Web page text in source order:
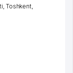
, Toshkent,